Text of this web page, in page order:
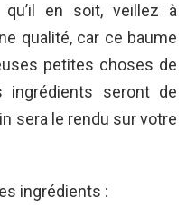
en soit, veillez à
qualité, car ce baume
petites choses de
ingrédients seront de
sera le rendu sur votre
ingrédients :